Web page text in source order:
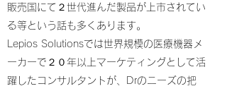
販売国にて２世代進んだ製品が上市されてい
る等という話も多くあります。
​Lepios Solutionsでは世界規模の医療機器メ
ーカーで２０年以上マーケティングとして活
躍したコンサルタントが、Drのニーズの把